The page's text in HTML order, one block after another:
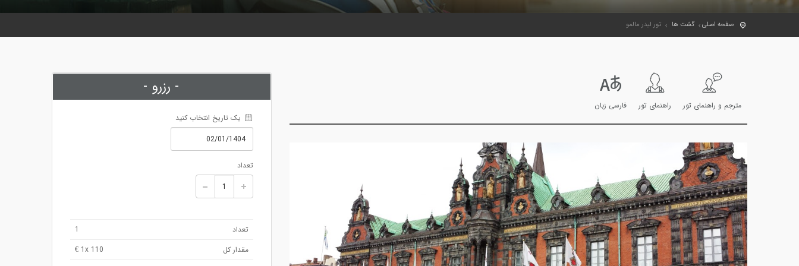
صفحه اصلی گشت ها تور لیدر مالمو
مترجم و راهنمای تور راهنمای تور فارسی زبان
- رزرو -
یک تاریخ انتخاب کنید
تعداد
تعداد
1
مقدار کل
1x 110 €